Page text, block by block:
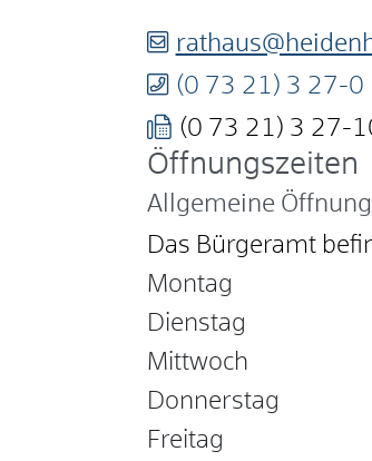
(0 73 21) 3 27-0
(0 73 21) 3 27-
Öffnungszeiten
Allgemeine
Das Bürgeramt
Montag
Dienstag
Mittwoch
Donnerstag
Freitag